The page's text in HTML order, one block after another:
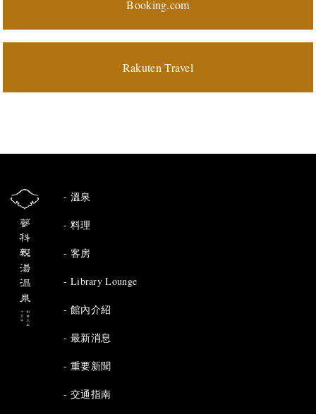
Booking.com
Rakuten Travel
溫泉
料理
客房
Library Lounge
館內介紹
最新消息
重要新聞
交通指南